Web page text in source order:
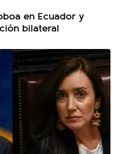
en Ecuador y
bilateral